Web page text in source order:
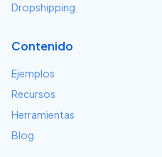
Dropshipping
Contenido
Ejemplos
Recursos
Herramientas
Blog